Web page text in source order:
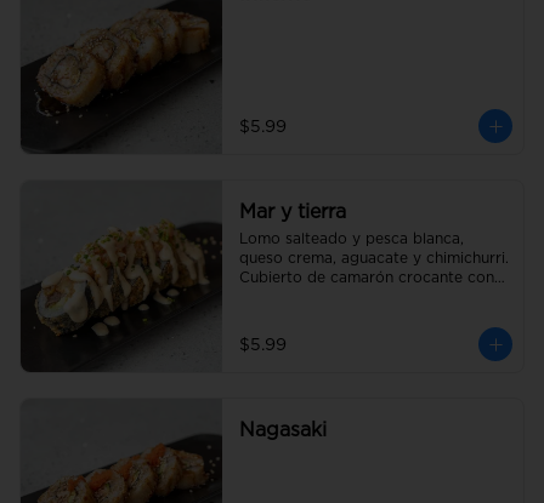
$5.99
Mar y tierra
Lomo salteado y pesca blanca,
queso crema, aguacate y chimichurri.
Cubierto de camarón crocante con
$5.99
Nagasaki